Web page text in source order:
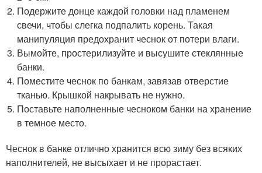
Подержите донце каждой головки над пламенем
свечи, чтобы слегка подпалить корень. Такая
манипуляция предохранит чеснок от потери влаги.
Вымойте, простерилизуйте и высушите стеклянные
банки.
Поместите чеснок по банкам, завязав отверстие
тканью. Крышкой накрывать не нужно.
Поставьте наполненные чесноком банки на хранение
в темное место.
Чеснок в банке отлично хранится всю зиму без всяких
наполнителей, не высыхает и не прорастает.